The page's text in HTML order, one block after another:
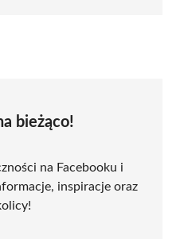
bieżąco!
na Facebooku i
inspiracje oraz